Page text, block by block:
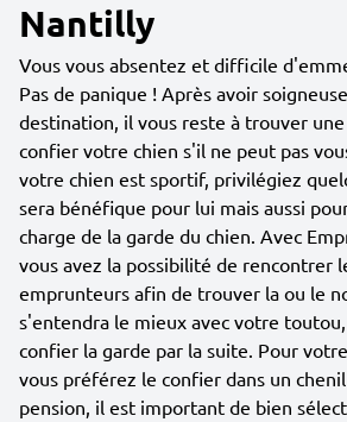
Nantilly
Vous vous absentez et difficile
Pas de panique ! Après avoir
destination, il vous reste à trouver
confier votre chien s'il ne peut pas
votre chien est sportif, privilégiez
sera bénéfique pour lui mais aussi
charge de la garde du chien. Avec
vous avez la possibilité de rencontrer
emprunteurs afin de trouver la ou le
s'entendra le mieux avec votre
confier la garde par la suite. Pour
vous préférez le confier dans un
pension, il est important de bien